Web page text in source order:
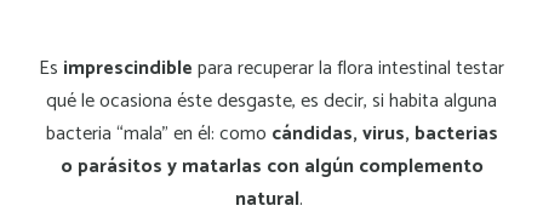
Es imprescindiblepara recuperar la flora intestinal testar
qué le ocasiona éste desgaste, es decir, si habita alguna
bacteria “mala” en él: como cándidas, virus, bacterias
o parásitos y matarlas con algún complemento
natural.